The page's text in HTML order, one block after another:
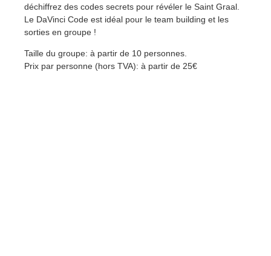
déchiffrez des codes secrets pour révéler le Saint Graal.
Le DaVinci Code est idéal pour le team building et les
sorties en groupe !
Taille du groupe: à partir de 10 personnes.
Prix par personne (hors TVA): à partir de 25€